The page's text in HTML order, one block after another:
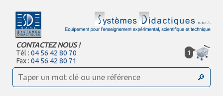
CONTACTEZ NOUS !
Tél :04 56 42 80 70
Fax :04 56 42 80 71
1